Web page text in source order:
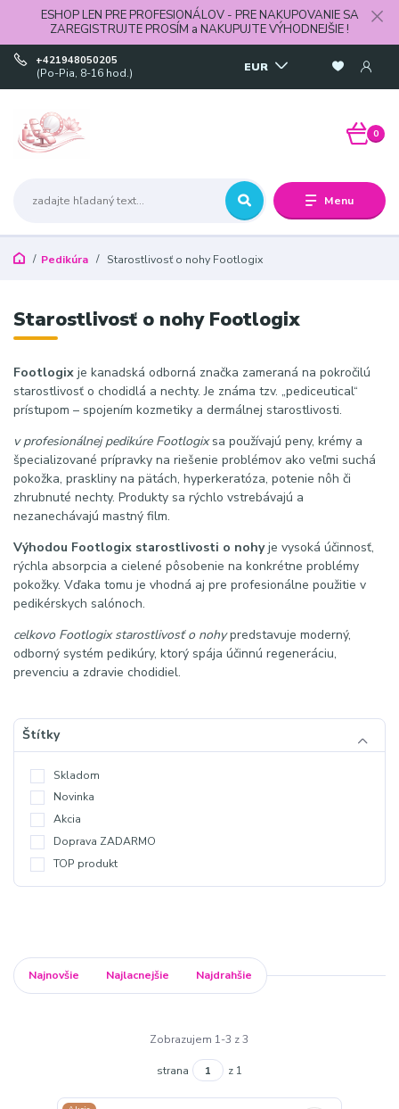
ESHOP LEN PRE PROFESIONÁLOV - PRE NAKUPOVANIE SA
ZAREGISTRUJTE PROSÍM a NAKUPUJTE VÝHODNEJŠIE !
Menu
EUR
+421948050205
(Po-Pia, 8-16 hod.)
0
Pedikúra Starostlivosť o nohy Footlogix
Starostlivosť o nohy Footlogix
Footlogix je kanadská odborná značka zameraná na pokročilú
starostlivosť o chodidlá a nechty. Je známa tzv. „pediceutical“
prístupom – spojením kozmetiky a dermálnej starostlivosti.
v profesionálnej pedikúre Footlogixsa používajú peny, krémy a
špecializované prípravky na riešenie problémov ako veľmi suchá
pokožka, praskliny na pätách, hyperkeratóza, potenie nôh či
zhrubnuté nechty. Produkty sa rýchlo vstrebávajú a
nezanechávajú mastný film.
Výhodou Footlogix starostlivosti o nohyje vysoká účinnosť,
rýchla absorpcia a cielené pôsobenie na konkrétne problémy
pokožky. Vďaka tomu je vhodná aj pre profesionálne použitie v
pedikérskych salónoch.
celkovo Footlogix starostlivosť o nohypredstavuje moderný,
odborný systém pedikúry, ktorý spája účinnú regeneráciu,
prevenciu a zdravie chodidiel.
Štítky
Skladom
Novinka
Akcia
Doprava ZADARMO
TOP produkt
Najnovšie Najlacnejšie Najdrahšie
Zobrazujem 1-3 z 3
strana z 1